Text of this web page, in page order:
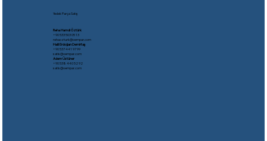
Yedek Parça Satış
Reha Hamdi Öztürk
​+90 533 503 05 13
rehaozturk@oempar.com
Halil Erdoğan Demirtaş
+90 537 441 97 99
satis@oempar.com
Adem Üstüner
+90 538 440 52 92
satis@oempar.com